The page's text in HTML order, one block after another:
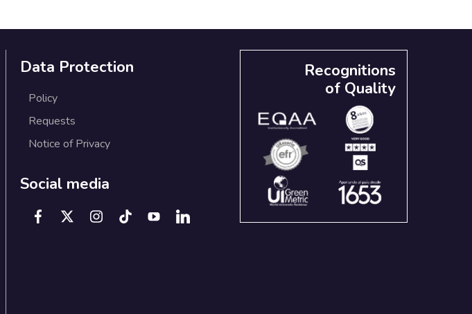
Data Protection
Policy
Requests
Notice of Privacy
Social media
Recognitions
of Quality